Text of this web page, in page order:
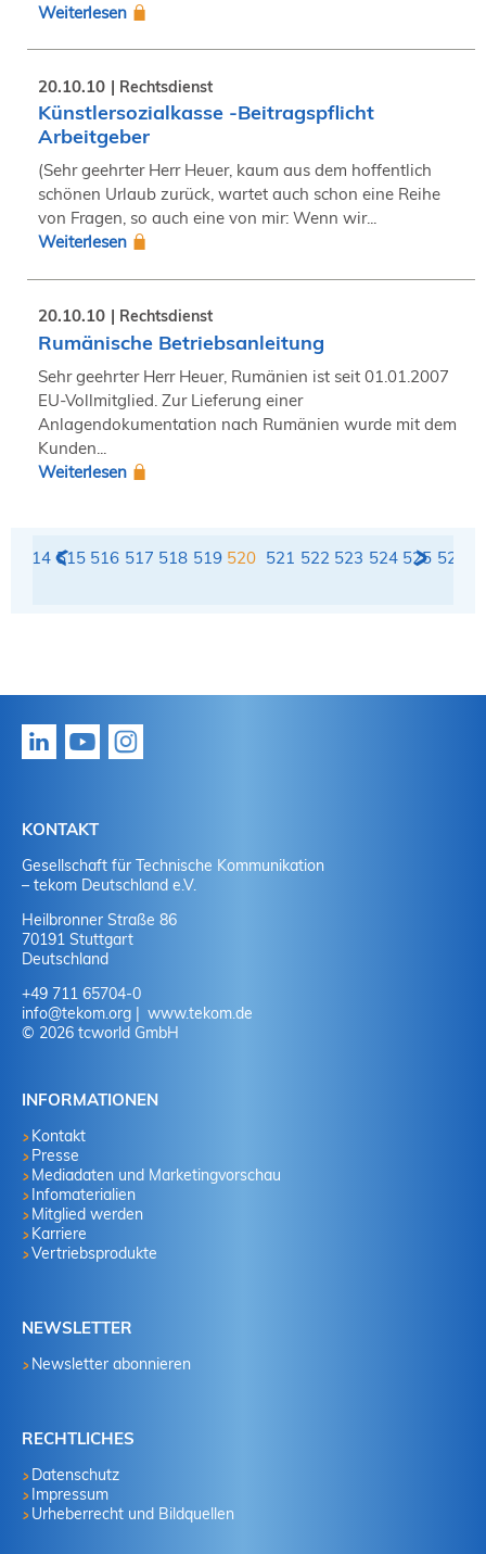
Weiterlesen
20.10.10 Rechtsdienst
Künstlersozialkasse -Beitragspflicht
Arbeitgeber
(Sehr geehrter Herr Heuer, kaum aus dem hoffentlich
schönen Urlaub zurück, wartet auch schon eine Reihe
von Fragen, so auch eine von mir: Wenn wir...
Weiterlesen
20.10.10 Rechtsdienst
Rumänische Betriebsanleitung
Sehr geehrter Herr Heuer, Rumänien ist seit 01.01.2007
EU-Vollmitglied. Zur Lieferung einer
Anlagendokumentation nach Rumänien wurde mit dem
Kunden...
Weiterlesen
514 515 516 517 518 519 520 521 522 523 524 525 526
KONTAKT
Gesellschaft für Technische Kommunikation
– tekom Deutschland e.V.
Heilbronner Straße 86
70191 Stuttgart
Deutschland
+49 711 65704-0
info@tekom.org
www.tekom.de
© 2026 tcworld GmbH
INFORMATIONEN
Kontakt
Presse
Mediadaten und Marketingvorschau
Infomaterialien
Mitglied werden
Karriere
Vertriebsprodukte
NEWSLETTER
Newsletter abonnieren
RECHTLICHES
Datenschutz
Impressum
Urheberrecht und Bildquellen